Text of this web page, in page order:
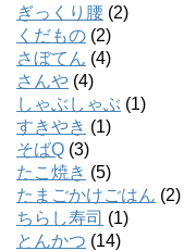
ぎっくり腰 (2)
くだもの (2)
さぼてん (4)
さんや (4)
しゃぶしゃぶ (1)
すきやき (1)
そばQ (3)
たこ焼き (5)
たまごかけごはん (2)
ちらし寿司 (1)
とんかつ (14)